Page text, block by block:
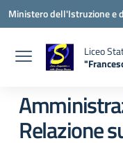
Vai ai contenuti
Vai al menu di navigazione
Vai al footer
Ministero dell'Istruzione e
Liceo
Relazione